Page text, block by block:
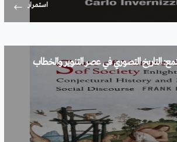
استمرار
التاريخ التصوري في عصر التنوير والخطاب